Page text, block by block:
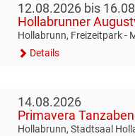
12.08.2026 bis
Hollabrunner
Hollabrunn, Freizeitpark -
Details
14.08.2026
Primavera
Hollabrunn, Stadtsaal